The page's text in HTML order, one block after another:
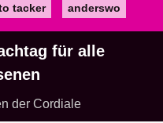
tacker anderswo
für alle
der Cordiale